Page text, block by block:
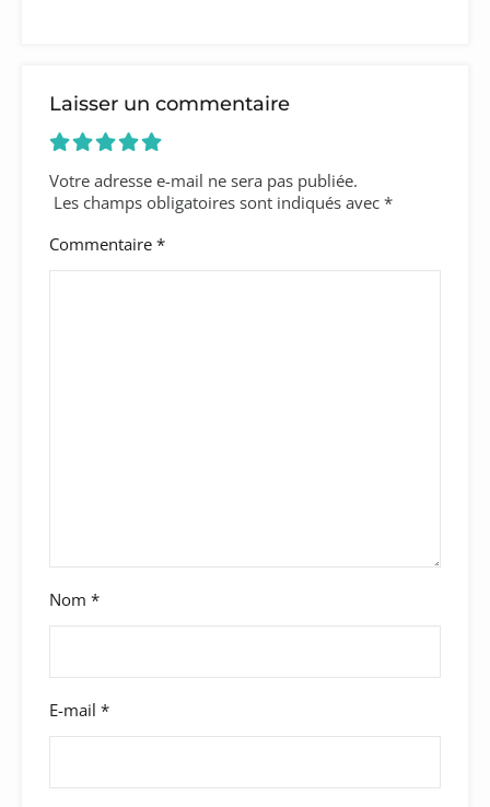
Laisser un commentaire
Votre adresse e-mail ne sera pas publiée.
Les champs obligatoires sont indiqués avec *
Commentaire *
Nom *
E-mail *